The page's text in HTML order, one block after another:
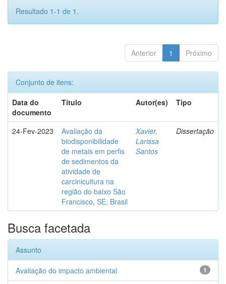
Resultado 1-1 de 1.
Anterior 1 Próximo
Conjunto de itens:
Data do
documento
Título Autor(es) Tipo
24-Fev-2023
Avaliação da
biodisponibilidade
de metais em perfis
de sedimentos da
atividade de
carcinicultura na
região do baixo São
Francisco, SE, Brasil
Xavier,
Larissa
Santos
Dissertação
Busca facetada
Assunto
1
Avaliação do impacto ambiental